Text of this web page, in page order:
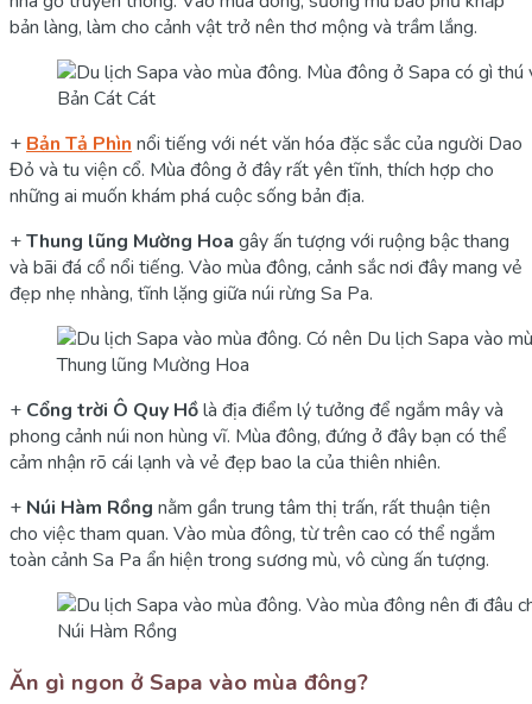
bản làng, làm cho cảnh vật trở nên thơ mộng và trầm lắng.
Bản Cát Cát
+ Bản Tả Phìn nổi tiếng với nét văn hóa đặc sắc của người Dao
Đỏ và tu viện cổ. Mùa đông ở đây rất yên tĩnh, thích hợp cho
những ai muốn khám phá cuộc sống bản địa.
+Thung lũng Mường Hoa gây ấn tượng với ruộng bậc thang
và bãi đá cổ nổi tiếng. Vào mùa đông, cảnh sắc nơi đây mang vẻ
đẹp nhẹ nhàng, tĩnh lặng giữa núi rừng Sa Pa.
Thung lũng Mường Hoa
+ Cổng trời Ô Quy Hồlà địa điểm lý tưởng để ngắm mây và
phong cảnh núi non hùng vĩ. Mùa đông, đứng ở đây bạn có thể
cảm nhận rõ cái lạnh và vẻ đẹp bao la của thiên nhiên.
+ Núi Hàm Rồng nằm gần trung tâm thị trấn, rất thuận tiện
cho việc tham quan. Vào mùa đông, từ trên cao có thể ngắm
toàn cảnh Sa Pa ẩn hiện trong sương mù, vô cùng ấn tượng.
Núi Hàm Rồng
Ăn gì ngon ở Sapa vào mùa đông?